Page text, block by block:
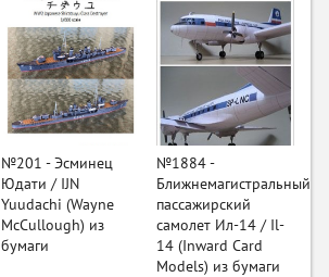
№201 - Эсминец
Юдати / IJN
Yuudachi (Wayne
McCullough) из
бумаги
№1884 -
Ближнемагистральный
пассажирский
самолет Ил-14 / Il-
14 (Inward Card
Models) из бумаги